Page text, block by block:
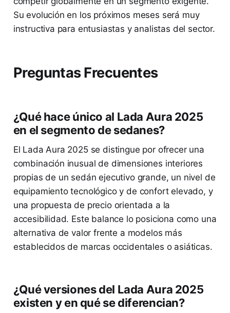
Su evolución en los próximos meses será muy
instructiva para entusiastas y analistas del sector.
Preguntas Frecuentes
¿Qué hace único al Lada Aura 2025
en el segmento de sedanes?
El Lada Aura 2025 se distingue por ofrecer una
combinación inusual de dimensiones interiores
propias de un sedán ejecutivo grande, un nivel de
equipamiento tecnológico y de confort elevado, y
una propuesta de precio orientada a la
accesibilidad. Este balance lo posiciona como una
alternativa de valor frente a modelos más
establecidos de marcas occidentales o asiáticas.
¿Qué versiones del Lada Aura 2025
existen y en qué se diferencian?